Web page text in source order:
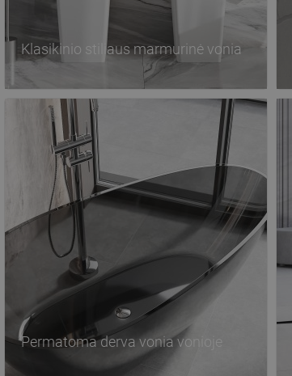
Klasikinio stiliaus marmurinė vonia
Permatoma derva vonia vonioje